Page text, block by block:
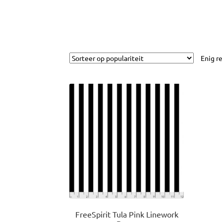
Enig
FreeSpirit Tula Pink Linework